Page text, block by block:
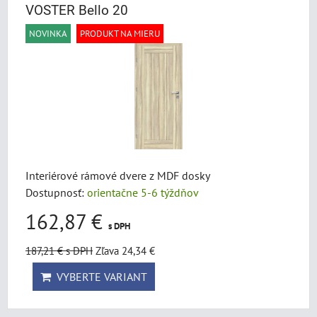
VOSTER Bello 20
NOVINKA PRODUKT NA MIERU
Interiérové rámové dvere z MDF dosky
Dostupnosť: orientačne 5-6 týždňov
162,87 € s DPH
187,21 €s DPH Zľava 24,34 €
VYBERTE VARIANT